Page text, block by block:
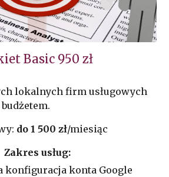
Basic 950 zł
lokalnych firm usługowych
do 1 500 zł/miesiąc
Zakres usług:
konfiguracja konta Google